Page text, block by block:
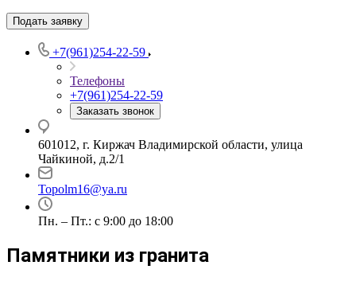
Подать заявку
+7(961)254-22-59
Телефоны
+7(961)254-22-59
Заказать звонок
601012, г. Киржач Владимирской области, улица
Чайкиной, д.2/1
Topolm16@ya.ru
Пн. – Пт.: с 9:00 до 18:00
Памятники из гранита